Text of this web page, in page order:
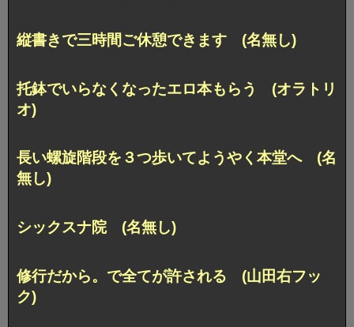
縦書きで三時間ご休憩できます (名無し)
托鉢でいらなくなったエロ本もらう (オラトリ
オ)
長い螺旋階段を３つ歩いてようやく本堂へ (名
無し)
シックスナ院 (名無し)
修行だから。で全てが許される (山田右フッ
ク)